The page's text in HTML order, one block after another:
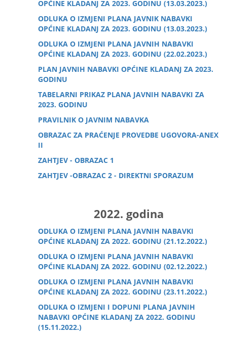
OPĆINE KLADANJ ZA 2023. GODINU (13.03.2023.)
ODLUKA O IZMJENI PLANA JAVNIK NABAVKI
OPĆINE KLADANJ ZA 2023. GODINU (13.03.2023.)
ODLUKA O IZMJENI PLANA JAVNIH NABAVKI
OPĆINE KLADANJ ZA 2023. GODINU (22.02.2023.)
PLAN JAVNIH NABAVKI OPĆINE KLADANJ ZA 2023.
GODINU
TABELARNI PRIKAZ PLANA JAVNIH NABAVKI ZA
2023. GODINU
PRAVILNIK O JAVNIM NABAVKA
OBRAZAC ZA PRAĆENJE PROVEDBE UGOVORA-ANEX
II
ZAHTJEV - OBRAZAC 1
ZAHTJEV -OBRAZAC 2 - DIREKTNI SPORAZUM
2022. godina
ODLUKA O IZMJENI PLANA JAVNIH NABAVKI
OPĆINE KLADANJ ZA 2022. GODINU (21.12.2022.)
ODLUKA O IZMJENI PLANA JAVNIH NABAVKI
OPĆINE KLADANJ ZA 2022. GODINU (02.12.2022.)
ODLUKA O IZMJENI PLANA JAVNIH NABAVKI
OPĆINE KLADANJ ZA 2022. GODINU (23.11.2022.)
ODLUKA O IZMJENI I DOPUNI PLANA JAVNIH
NABAVKI OPĆINE KLADANJ ZA 2022. GODINU
(15.11.2022.)